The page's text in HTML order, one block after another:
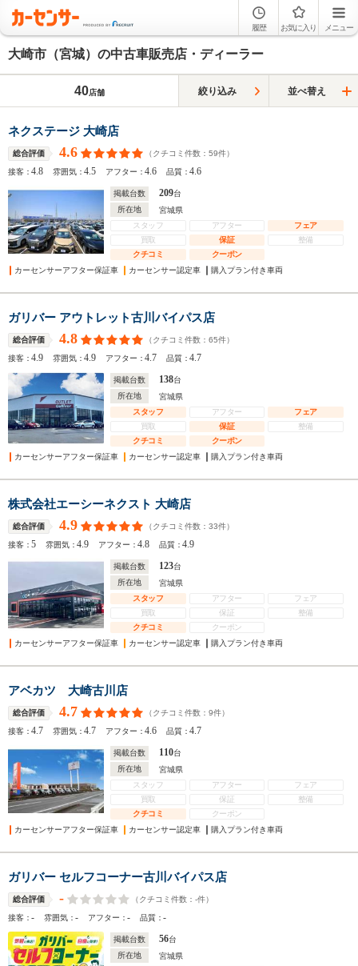
履歴 お気に入り メニュー
大崎市（宮城）の中古車販売店・ディーラー
40店舗 絞り込み 並べ替え
ネクステージ 大崎店
総合評価 4.6 （クチコミ件数： 59件）
接客：4.8 雰囲気：4.5 アフター：4.6 品質：4.6
掲載台数 209台
所在地
宮城県
スタッフ
アフター
フェア
買取
保証
整備
クチコミ
クーポン
カーセンサーアフター保証車
カーセンサー認定車 購入プラン付き車両
ガリバー アウトレット古川バイパス店
総合評価 4.8 （クチコミ件数： 65件）
接客：4.9 雰囲気：4.9 アフター：4.7 品質：4.7
掲載台数 138台
所在地
宮城県
スタッフ
アフター
フェア
買取
保証
整備
クチコミ
クーポン
カーセンサーアフター保証車
カーセンサー認定車 購入プラン付き車両
株式会社エーシーネクスト 大崎店
総合評価 4.9 （クチコミ件数： 33件）
接客：5 雰囲気：4.9 アフター：4.8 品質：4.9
掲載台数 123台
所在地
宮城県
スタッフ
アフター
フェア
買取
保証
整備
クチコミ
クーポン
カーセンサーアフター保証車
カーセンサー認定車 購入プラン付き車両
アベカツ 大崎古川店
総合評価 4.7 （クチコミ件数： 9件）
接客：4.7 雰囲気：4.7 アフター：4.6 品質：4.7
掲載台数 110台
所在地
宮城県
スタッフ
アフター
フェア
買取
保証
整備
クチコミ
クーポン
カーセンサーアフター保証車
カーセンサー認定車 購入プラン付き車両
ガリバー セルフコーナー古川バイパス店
総合評価 - （クチコミ件数： -件）
接客：- 雰囲気：- アフター：- 品質：-
掲載台数 56台
所在地
宮城県